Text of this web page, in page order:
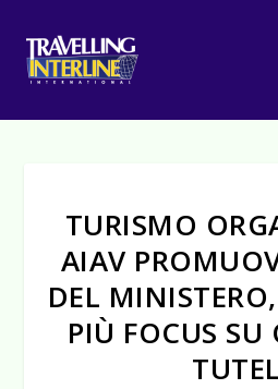
TURISMO
AIAV
DEL
PIÙ FOCUS SU